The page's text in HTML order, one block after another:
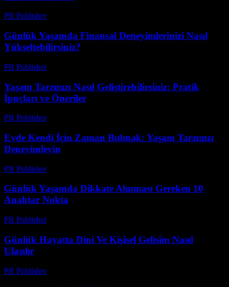
PR Publisher-
Günlük Yaşamda Finansal Deneyimlerinizi Nasıl
Yükseltebilirsiniz?
PR Publisher-
Yaşam Tarzınızı Nasıl Geliştirebilirsiniz: Pratik
İpuçları ve Öneriler
PR Publisher-
Evde Kendi İçin Zaman Bulmak: Yaşam Tarzınızı
Deneyimleyin
PR Publisher-
Günlük Yaşamda Dikkate Alınması Gereken 10
Anahtar Nokta
PR Publisher-
Günlük Hayatta Dini Ve Kişisel Gelisim Nasıl
Ulaşılır
PR Publisher-